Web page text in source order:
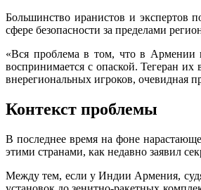
Большинство иранистов и экспертов
сфере безопасности за пределами
«Вся проблема в том, что в Армении
воспринимается с опаской. Тегеран
внерегиональных игроков, очевидная
Контекст проблемы
В последнее время на фоне
этими странами, как недавно заявил
Между тем, если у Индии Армения,